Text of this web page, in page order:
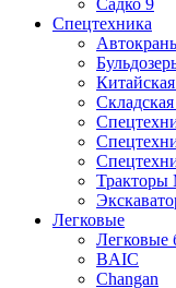
Садко 9
Спецтехника
Легковые
Легковые
BAIC
Changan